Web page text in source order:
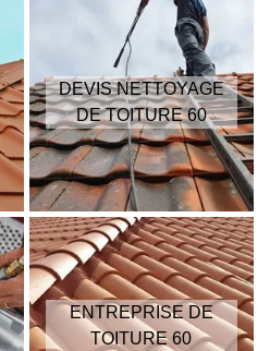
DEVIS NETTOYAGE
DE TOITURE 60
ENTREPRISE DE
TOITURE 60